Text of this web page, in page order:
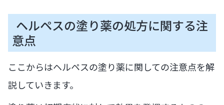
ヘルペスの塗り薬の処方に関する注
意点
ここからはヘルペスの塗り薬に関しての注意点を解
説していきます。